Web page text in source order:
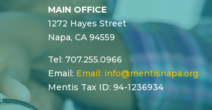
MAIN OFFICE
1272 Hayes Street
Napa, CA 94559
Tel: 707.255.0966
Email: Email: info@mentisnapa.org
Mentis Tax ID: 94-1236934